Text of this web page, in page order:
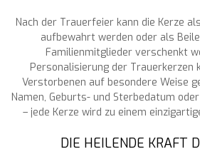
Nach der Trauerfeier kann die Kerze
aufbewahrt werden oder als
Familienmitglieder verschenkt
Personalisierung der Trauerkerzen
Verstorbenen auf besondere Weise
Namen, Geburts- und Sterbedatum
– jede Kerze wird zu einem
DIE HEILENDE KRAFT